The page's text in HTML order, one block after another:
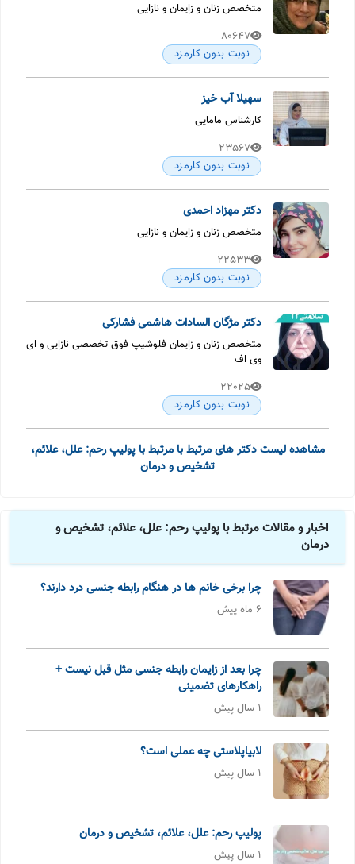
متخصص زنان و زایمان و نازایی
80647
نوبت بدون کارمزد
سهیلا آب خیز
کارشناس مامایی
23567
نوبت بدون کارمزد
دکتر مهزاد احمدی
متخصص زنان و زایمان و نازایی
22533
نوبت بدون کارمزد
دکتر مژگان السادات هاشمی فشارکی
متخصص زنان و زایمان فلوشیپ فوق تخصصی نازایی و ای
وی اف
22025
نوبت بدون کارمزد
مشاهده لیست دکتر های مرتبط با مرتبط با پولیپ رحم: علل، علائم،
تشخیص و درمان
اخبار و مقالات مرتبط با پولیپ رحم: علل، علائم، تشخیص و
درمان
چرا برخی خانم ها در هنگام رابطه جنسی درد دارند؟
6 ماه پیش
چرا بعد از زایمان رابطه جنسی مثل قبل نیست +
راهکارهای تضمینی
1 سال پیش
لابیاپلاستی چه عملی است؟
1 سال پیش
پولیپ رحم: علل، علائم، تشخیص و درمان
1 سال پیش